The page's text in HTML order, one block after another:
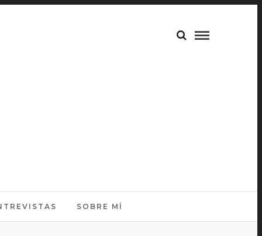
SOBRE MÍ